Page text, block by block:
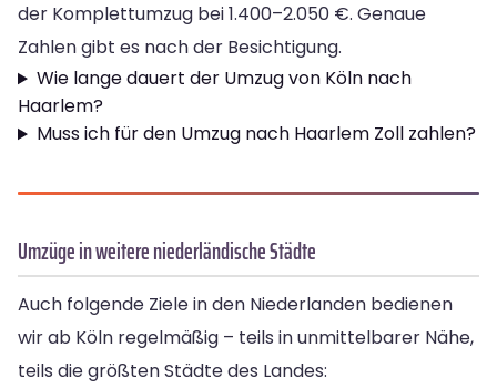
der Komplettumzug bei 1.400–2.050 €. Genaue
Zahlen gibt es nach der Besichtigung.
Wie lange dauert der Umzug von Köln nach
Haarlem?
Muss ich für den Umzug nach Haarlem Zoll zahlen?
Umzüge in weitere niederländische Städte
Auch folgende Ziele in den Niederlanden bedienen
wir ab Köln regelmäßig – teils in unmittelbarer Nähe,
teils die größten Städte des Landes: